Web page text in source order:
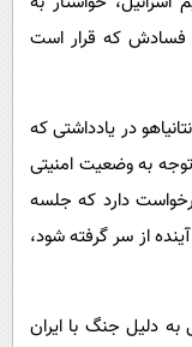
فسادش که قرار است
در یادداشتی که
توجه به وضعیت امنیتی
دارد که جلسه
از سر گرفته شود،
دلیل جنگ با ایران